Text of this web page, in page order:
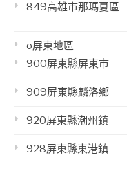
849高雄市那瑪夏區
o屏東地區
900屏東縣屏東市
909屏東縣麟洛鄉
920屏東縣潮州鎮
928屏東縣東港鎮